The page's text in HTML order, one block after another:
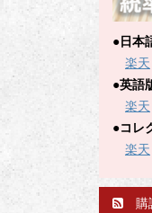
●日本
楽天
●英語
楽天
●コレ
楽天
購